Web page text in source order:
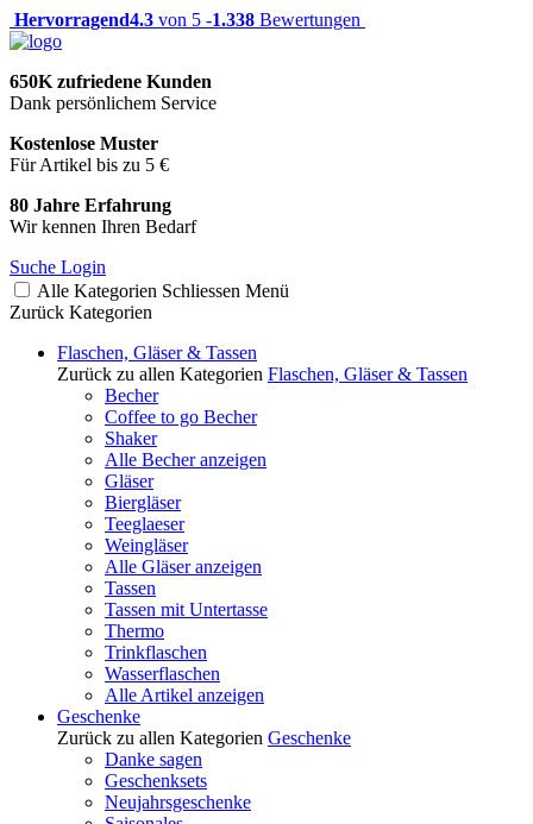
Hervorragend4.3 von 5 -1.338 Bewertungen
650K zufriedene Kunden
Dank persönlichem Service
Kostenlose Muster
Für Artikel bis zu 5 €
80 Jahre Erfahrung
Wir kennen Ihren Bedarf
Suche Login
Alle Kategorien Schliessen Menü
Zurück Kategorien
Flaschen, Gläser & Tassen
Zurück zu allen Kategorien Flaschen, Gläser & Tassen
Becher
Coffee to go Becher
Shaker
Alle Becher anzeigen
Gläser
Biergläser
Teeglaeser
Weingläser
Alle Gläser anzeigen
Tassen
Tassen mit Untertasse
Thermo
Trinkflaschen
Wasserflaschen
Alle Artikel anzeigen
Geschenke
Zurück zu allen Kategorien Geschenke
Danke sagen
Geschenksets
Neujahrsgeschenke